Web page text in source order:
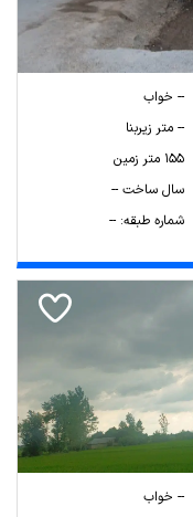
-- خواب
-- متر زیربنا
155 متر زمین
سال ساخت --
شماره طبقه: --
-- خواب